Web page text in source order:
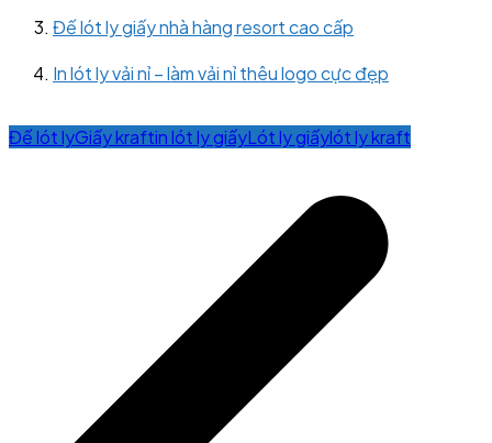
Đế lót ly giấy nhà hàng resort cao cấp
In lót ly vải nỉ – làm vải nỉ thêu logo cực đẹp
Đế lót lyGiấy kraftin lót ly giấyLót ly giấylót ly kraft